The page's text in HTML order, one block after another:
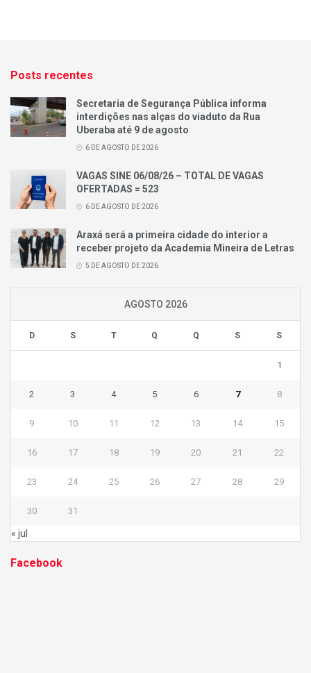
Posts recentes
Secretaria de Segurança Pública informa
interdições nas alças do viaduto da Rua
Uberaba até 9 de agosto
6 DE AGOSTO DE 2026
VAGAS SINE 06/08/26 – TOTAL DE VAGAS
OFERTADAS = 523
6 DE AGOSTO DE 2026
Araxá será a primeira cidade do interior a
receber projeto da Academia Mineira de Letras
5 DE AGOSTO DE 2026
AGOSTO 2026
D S T Q Q S S
1
2 3 4 5 6 7 8
9 10 11 12 13 14 15
16 17 18 19 20 21 22
23 24 25 26 27 28 29
30 31
« jul
Facebook